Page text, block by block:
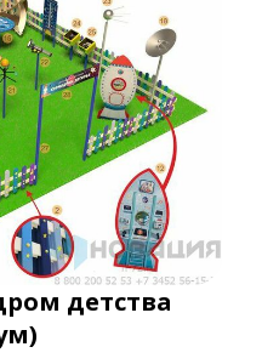
детства